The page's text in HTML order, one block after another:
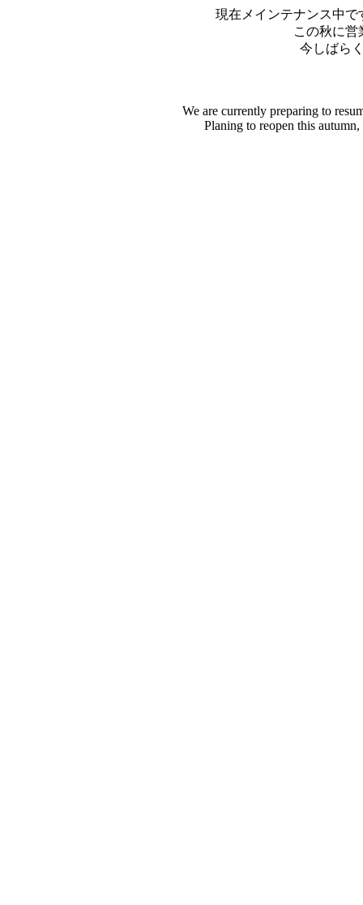
現在メインテナンス中
この秋に営
今しばら
We are currently preparing to
Planing to reopen this